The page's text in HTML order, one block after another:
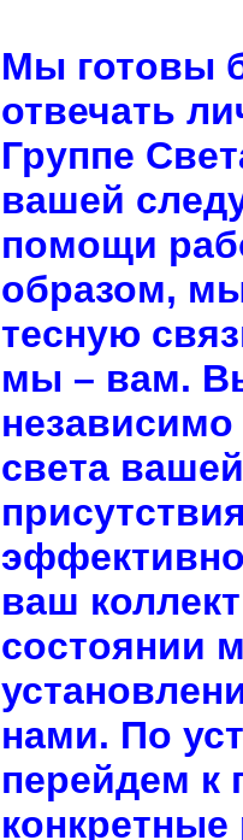
Мы готовы
отвечать
Группе
вашей
помощи
образом,
тесную
мы – вам.
независимо
света
ваш
состоянии
нами. По
перейдем к
конкретные